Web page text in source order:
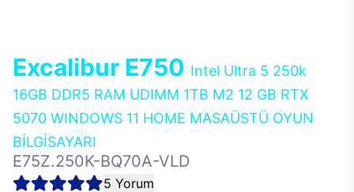
Excalibur E750 Intel Ultra 5 250k
16GB DDR5 RAM UDIMM 1TB M2 12 GB RTX
5070 WINDOWS 11 HOME MASAÜSTÜ OYUN
BİLGİSAYARI
E75Z.250K-BQ70A-VLD
5 Yorum